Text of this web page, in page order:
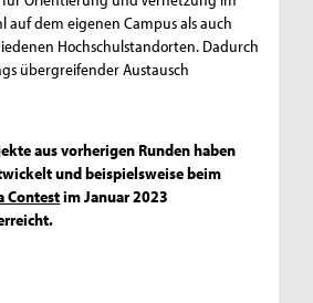
auf dem eigenen Campus als auch
Hochschulstandorten. Dadurch
übergreifender Austausch
aus vorherigen Runden haben
und beispielsweise beim
Contestim Januar 2023